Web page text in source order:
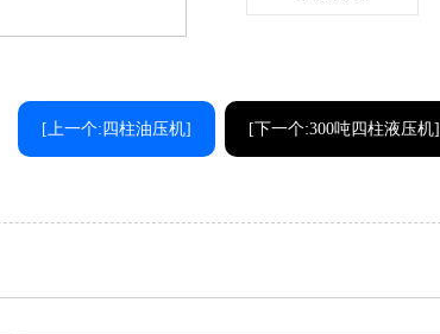
[上一个:四柱油压机] [下一个:300吨四柱液压机]